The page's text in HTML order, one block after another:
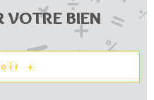
VOTRE BIEN
+